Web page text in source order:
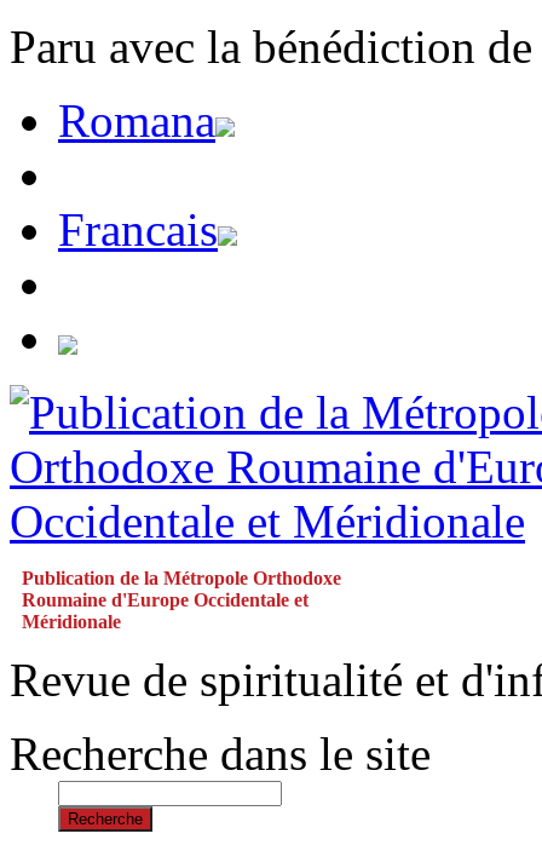
Paru avec la bénédiction
Romana
Francais
Publication de la Métropole Orthodoxe
Roumaine d'Europe Occidentale et
Méridionale
Revue de spiritualité et
Recherche dans le site
Recherche